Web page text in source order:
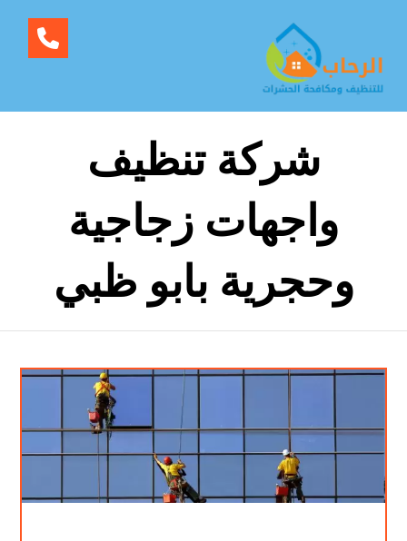
شركة تنظيف
واجهات زجاجية
وحجرية بابو ظبي